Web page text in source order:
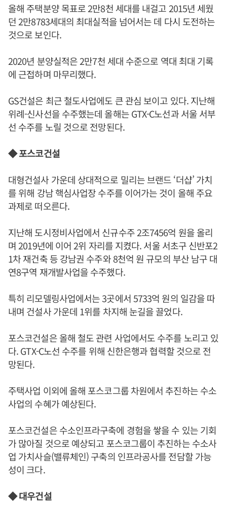
올해 주택분양 목표로 2만8천 세대를 내걸고 2015년 세웠
던 2만8783세대의 최대실적을 넘어서는 데 다시 도전하는
것으로 보인다.
2020년 분양실적은 2만7천 세대 수준으로 역대 최대 기록
에 근접하며 마무리했다.
GS건설은 최근 철도사업에도 큰 관심 보이고 있다. 지난해
위례-신사선을 수주했는데 올해는 GTX-C노선과 서울 서부
선 수주를 노릴 것으로 전망된다.
◆ 포스코건설
대형건설사 가운데 상대적으로 밀리는 브랜드 ‘더샵’ 가치
를 위해 강남 핵심사업장 수주를 이어가는 것이 올해 주요
과제로 떠오른다.
지난해 도시정비사업에서 신규수주 2조7456억 원을 올리
며 2019년에 이어 2위 자리를 지켰다. 서울 서초구 신반포2
1차 재건축 등 강남권 수주와 8천억 원 규모의 부산 남구 대
연8구역 재개발사업을 수주했다.
특히 리모델링사업에서는 3곳에서 5733억 원의 일감을 따
내며 건설사 가운데 1위를 차지해 눈길을 끌었다.
포스코건설은 올해 철도 관련 사업에서도 수주를 노리고 있
다. GTX-C노선 수주를 위해 신한은행과 협력할 것으로 전
망된다.
주택사업 이외에 올해 포스코그룹 차원에서 추진하는 수소
사업의 수혜가 예상된다.
포스코건설은 수소인프라구축에 경험을 쌓을 수 있는 기회
가 많아질 것으로 예상되고 포스코그룹이 추진하는 수소사
업 가치사슬(밸류체인) 구축의 인프라공사를 전담할 가능
성이 크다.
◆ 대우건설